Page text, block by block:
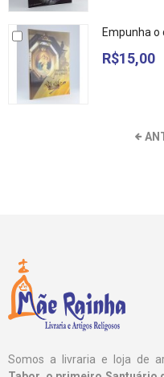
Empunha o
R$15,00
Somos a livraria e loja de